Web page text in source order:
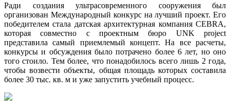
Ради создания ультрасовременного сооружения был
организован Международный конкурс на лучший проект. Его
победителем стала датская архитектурная компания CEBRA,
которая совместно с проектным бюро UNK project
представила самый приемлемый концепт. На все расчеты,
конкурсы и обсуждения было потрачено более 6 лет, но оно
того стоило. Тем более, что понадобилось всего лишь 2 года,
чтобы возвести объекты, общая площадь которых составила
более 30 тыс. кв. м и уже запустить учебный процесс.